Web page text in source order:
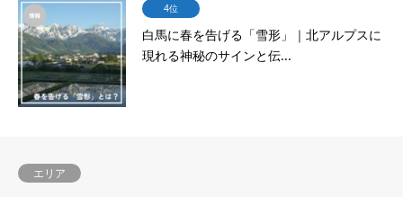
4位
白馬に春を告げる「雪形」｜北アルプスに
現れる神秘のサインと伝...
エリア